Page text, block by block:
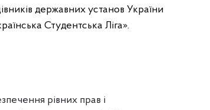
державних установ України
Студентська Ліга».
рівних прав і